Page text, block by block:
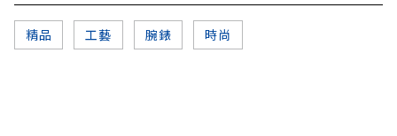
精品 工藝 腕錶 時尚